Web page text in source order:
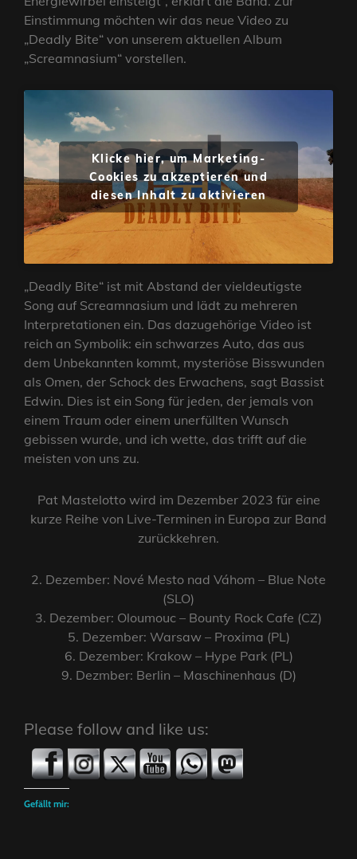
Einstimmung möchten wir das neue Video zu
„Deadly Bite“ von unserem aktuellen Album
„Screamnasium“ vorstellen.
Klicke hier, um Marketing-
Cookies zu akzeptieren und
diesen Inhalt zu aktivieren
„Deadly Bite“ ist mit Abstand der vieldeutigste
Song auf Screamnasium und lädt zu mehreren
Interpretationen ein. Das dazugehörige Video ist
reich an Symbolik: ein schwarzes Auto, das aus
dem Unbekannten kommt, mysteriöse Bisswunden
als Omen, der Schock des Erwachens, sagt Bassist
Edwin. Dies ist ein Song für jeden, der jemals von
einem Traum oder einem unerfüllten Wunsch
gebissen wurde, und ich wette, das trifft auf die
meisten von uns zu.
Pat Mastelotto wird im Dezember 2023 für eine
kurze Reihe von Live-Terminen in Europa zur Band
zurückkehren.
2. Dezember: Nové Mesto nad Váhom – Blue Note
(SLO)
3. Dezember: Oloumouc – Bounty Rock Cafe (CZ)
5. Dezember: Warsaw – Proxima (PL)
6. Dezember: Krakow – Hype Park (PL)
9. Dezmber: Berlin – Maschinenhaus (D)
Please follow and like us:
Gefällt mir: